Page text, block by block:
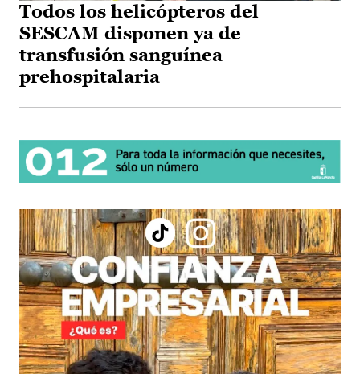
Todos los helicópteros del
SESCAM disponen ya de
transfusión sanguínea
prehospitalaria